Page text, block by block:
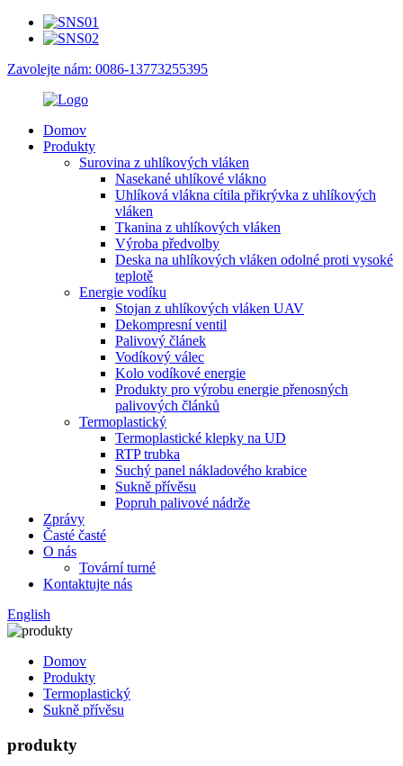
Zavolejte nám: 0086-13773255395
Domov
Produkty
Surovina z uhlíkových vláken
Nasekané uhlíkové vlákno
Uhlíková vlákna cítila přikrývka z uhlíkových
vláken
Tkanina z uhlíkových vláken
Výroba předvolby
Deska na uhlíkových vláken odolné proti vysoké
teplotě
Energie vodíku
Stojan z uhlíkových vláken UAV
Dekompresní ventil
Palivový článek
Vodíkový válec
Kolo vodíkové energie
Produkty pro výrobu energie přenosných
palivových článků
Termoplastický
Termoplastické klepky na UD
RTP trubka
Suchý panel nákladového krabice
Sukně přívěsu
Popruh palivové nádrže
Zprávy
Časté časté
O nás
Tovární turné
Kontaktujte nás
English
Domov
Produkty
Termoplastický
Sukně přívěsu
produkty